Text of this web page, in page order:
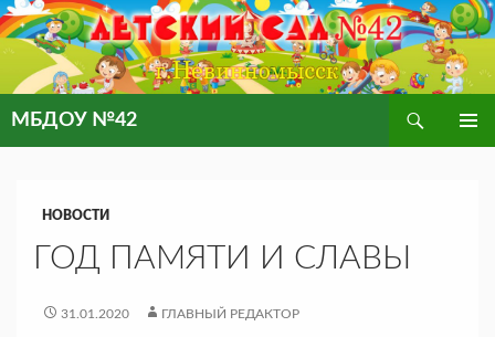
МБДОУ №42
Поиск
НОВОСТИ
ГОД ПАМЯТИ И СЛАВЫ
31.01.2020 ГЛАВНЫЙ РЕДАКТОР